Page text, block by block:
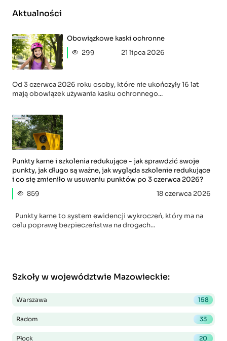
Aktualności
Obowiązkowe kaski ochronne
299
21 lipca 2026
Od 3 czerwca 2026 roku osoby, które nie ukończyły 16 lat
mają obowiązek używania kasku ochronnego...
Punkty karne i szkolenia redukujące - jak sprawdzić swoje
punkty, jak długo są ważne, jak wygląda szkolenie redukujące
i co się zmieniło w usuwaniu punktów po 3 czerwca 2026?
859
18 czerwca 2026
Punkty karne to system ewidencji wykroczeń, który ma na
celu poprawę bezpieczeństwa na drogach...
Szkoły w województwie Mazowieckie:
Warszawa 158
Radom 33
Płock 20